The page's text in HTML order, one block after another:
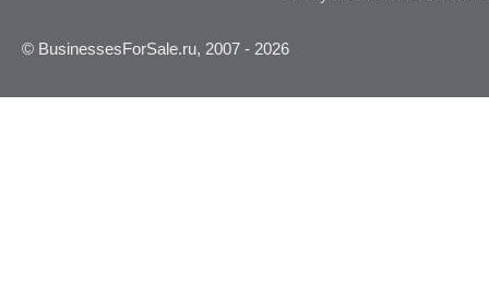
© BusinessesForSale.ru, 2007 - 2026